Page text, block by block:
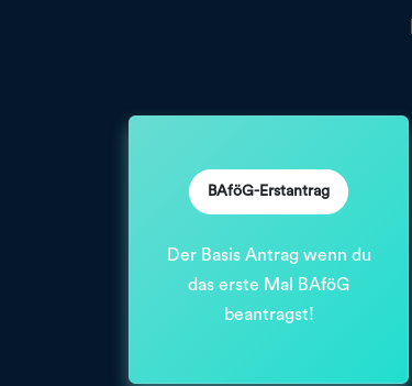
BAföG-Erstantrag
Der Basis Antrag wenn du
das erste Mal BAföG
beantragst!